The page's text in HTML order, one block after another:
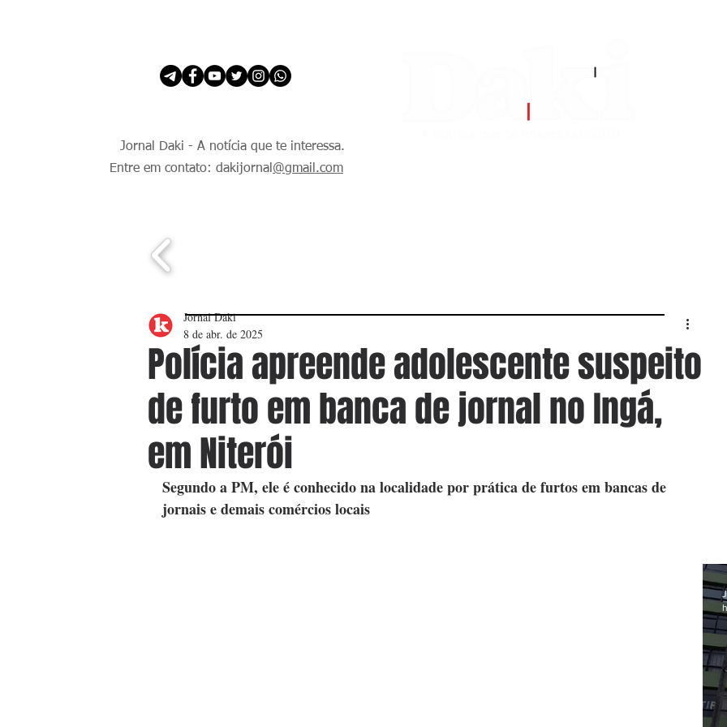
Jornal Daki - A notícia que te interessa.
Entre em contato: dakijornal @gmail.com
Polícia apreende adolescente suspeito
de furto em banca de jornal no Ingá,
em Niterói
Jornal Daki
8 de abr. de 2025
Segundo a PM, ele é conhecido na localidade por prática de furtos em bancas de
jornais e demais comércios locais